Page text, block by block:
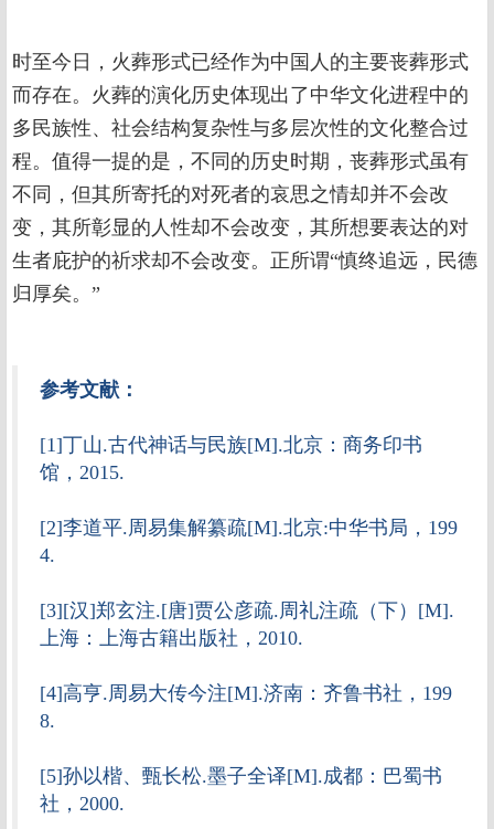
时至今日，火葬形式已经作为中国人的主要丧葬形式
而存在。火葬的演化历史体现出了中华文化进程中的
多民族性、社会结构复杂性与多层次性的文化整合过
程。值得一提的是，不同的历史时期，丧葬形式虽有
不同，但其所寄托的对死者的哀思之情却并不会改
变，其所彰显的人性却不会改变，其所想要表达的对
生者庇护的祈求却不会改变。正所谓“慎终追远，民德
归厚矣。”
参考文献：
[1]丁山.古代神话与民族[M].北京：商务印书
馆，2015.
[2]李道平.周易集解纂疏[M].北京:中华书局，199
4.
[3][汉]郑玄注.[唐]贾公彦疏.周礼注疏（下）[M].
上海：上海古籍出版社，2010.
[4]高亨.周易大传今注[M].济南：齐鲁书社，199
8.
[5]孙以楷、甄长松.墨子全译[M].成都：巴蜀书
社，2000.